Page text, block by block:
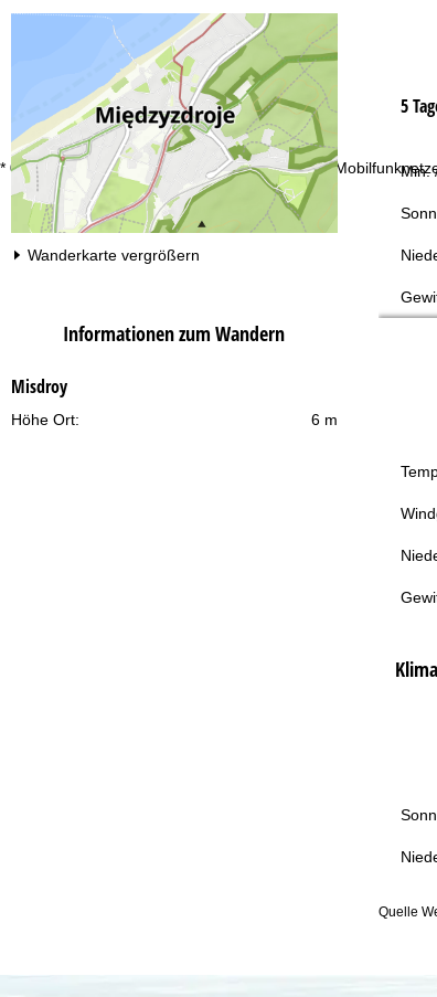
* 0,20 € inkl. MwSt./Anruf aus den dt. Fest- und
Wanderkarte vergrößern
Informationen zum Wandern
Misdroy
6 m
Höhe Ort:
5
Min.
Klima
Quelle